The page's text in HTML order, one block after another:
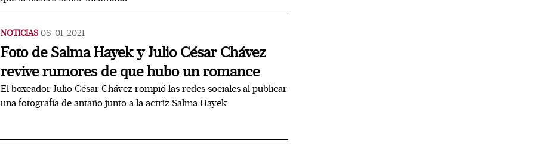
NOTICIAS 08/01/2021
Foto de Salma Hayek y Julio César Chávez
revive rumores de que hubo un romance
El boxeador Julio César Chávez rompió las redes sociales al publicar
una fotografía de antaño junto a la actriz Salma Hayek